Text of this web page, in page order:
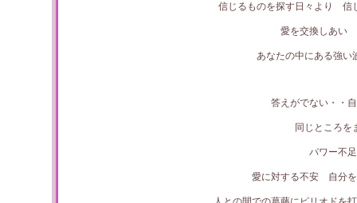
信じるものを探す日々より 信
愛を交換しあい
あなたの中にある強
答えがでない・・
同じところを
パワー不
愛に対する不安 自分を